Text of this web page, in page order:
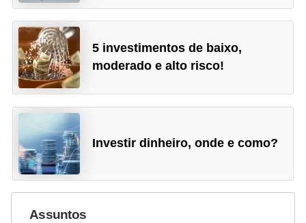
5 investimentos de baixo,
moderado e alto risco!
Investir dinheiro, onde e como?
Assuntos